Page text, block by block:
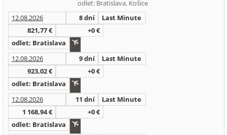
odlet: Bratislava, Košice
12.08.2026
8 dní
Last Minute
821,77 €
+0 €
odlet: Bratislava
12.08.2026
9 dní
Last Minute
923,02 €
+0 €
odlet: Bratislava
12.08.2026
11 dní
Last Minute
1 168,94 €
+0 €
odlet: Bratislava